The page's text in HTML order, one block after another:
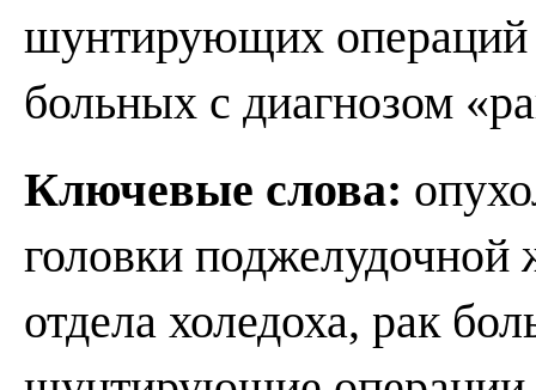
шунтирующих операций
больных с диагнозом
Ключевые слова:
головки поджелудочной
отдела холедоха, рак